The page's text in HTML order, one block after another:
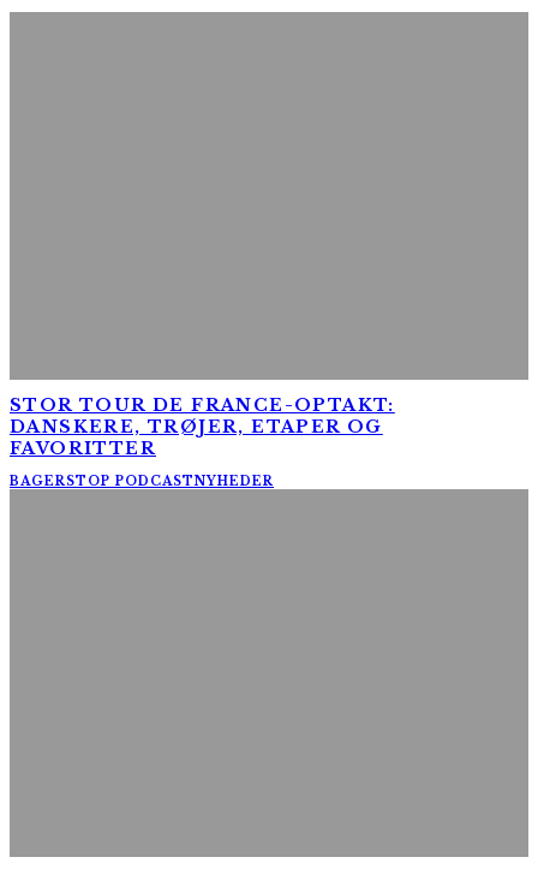
STOR TOUR DE FRANCE-OPTAKT:
DANSKERE, TRØJER, ETAPER OG
FAVORITTER
BAGERSTOP PODCASTNYHEDER